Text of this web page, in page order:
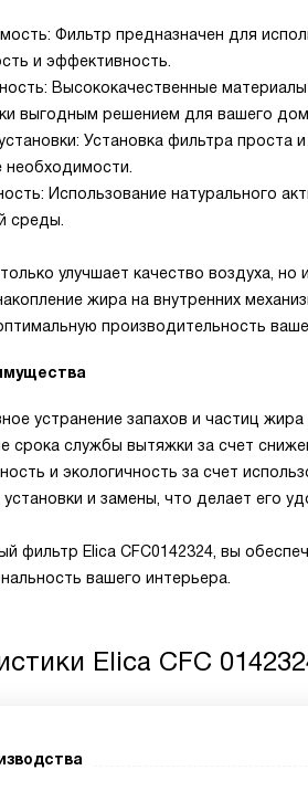
Фильтр предназначен для
и эффективность.
Высококачественные
выгодным решением для вашего
Установка фильтра
необходимости.
Использование натурального
среды.
улучшает качество воздуха,
жира на внутренних
производительность
устранение запахов и частиц жира
срока службы вытяжки за счет
и экологичность за счет
и замены, что делает его
фильтр Elica CFC0142324, вы
вашего интерьера.
Elica CFC